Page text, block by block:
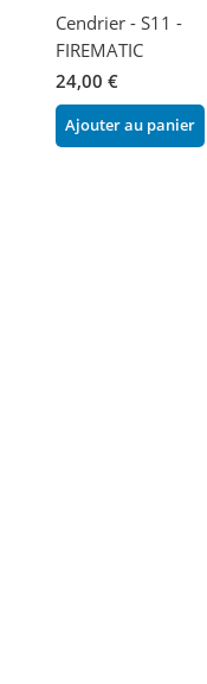
Cendrier - S11 -
FIREMATIC
24,00 €
Ajouter au panier